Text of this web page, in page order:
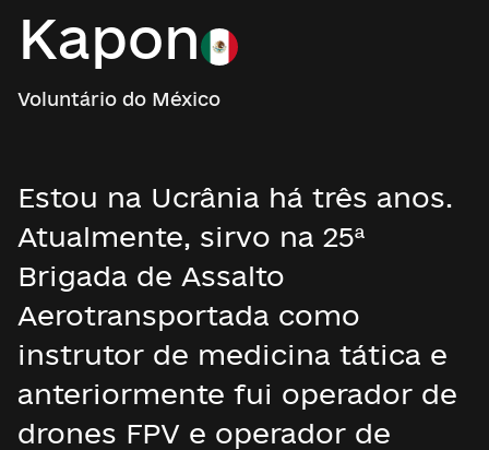
Kapon
Voluntário do México
Estou na Ucrânia há três anos.
Atualmente, sirvo na 25ª
Brigada de Assalto
Aerotransportada como
instrutor de medicina tática e
anteriormente fui operador de
drones FPV e operador de